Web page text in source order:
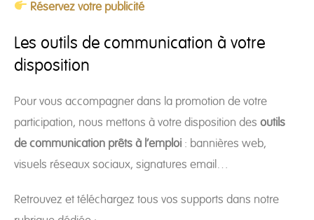
Réservez votre publicité
Les outils de communication à votre
disposition
Pour vous accompagner dans la promotion de votre
participation, nous mettons à votre disposition des outils
de communication prêts à l’emploi : bannières web,
visuels réseaux sociaux, signatures email…
Retrouvez et téléchargez tous vos supports dans notre